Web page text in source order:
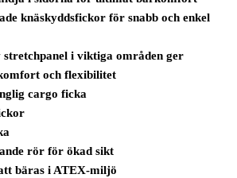
knäskyddsfickor för snabb och enkel
i viktiga områden ger
och flexibilitet
cargo ficka
rör för ökad sikt
bäras i ATEX-miljö